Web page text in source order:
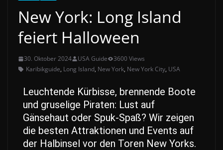
New York: Long Island
feiert Halloween
30. Oktober 2024 USA Guide
3600 Views
Karibikguide, Long Island, New York, New York City, USA
Leuchtende Kürbisse, brennende Boote
und gruselige Piraten: Lust auf
Gänsehaut oder Spuk-Spaß? Wir zeigen
die besten Attraktionen und Events auf
der Halbinsel vor den Toren New Yorks.